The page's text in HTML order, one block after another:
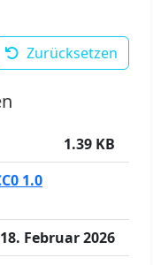
Zurücksetzen
1.39 KB
1.0
18. Februar 2026